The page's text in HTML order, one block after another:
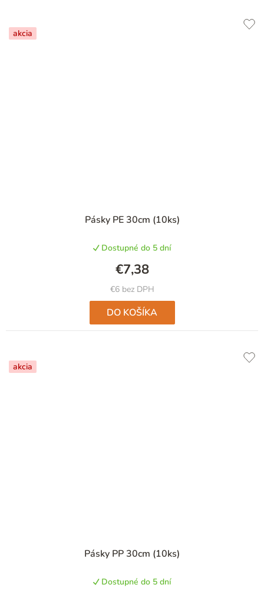
akcia
Pásky PE 30cm (10ks)
Dostupné do 5 dní
€6 bez DPH
€7,38
DO KOŠÍKA
akcia
Pásky PP 30cm (10ks)
Dostupné do 5 dní